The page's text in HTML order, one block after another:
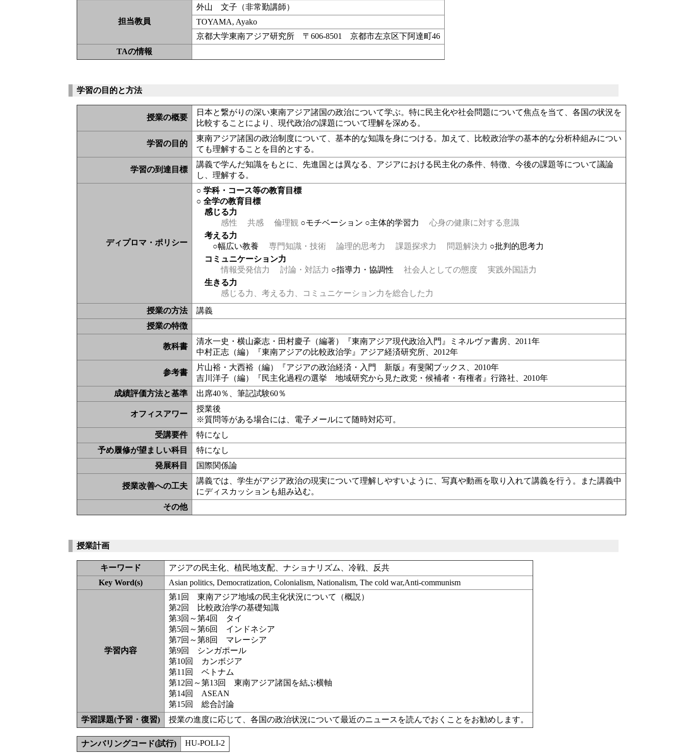
担当教員
外山 文子（非常勤講師）
TOYAMA, Ayako
京都大学東南アジア研究所 〒606‐8501 京都市左京区下阿達町46
TAの情報
学習の目的と方法
授業の概要
日本と繋がりの深い東南アジア諸国の政治について学ぶ。特に民主化や社会問題について焦点を当て、各国の状況を
比較することにより、現代政治の課題について理解を深める。
学習の目的
東南アジア諸国の政治制度について、基本的な知識を身につける。加えて、比較政治学の基本的な分析枠組みについ
ても理解することを目的とする。
学習の到達目標
講義で学んだ知識をもとに、先進国とは異なる、アジアにおける民主化の条件、特徴、今後の課題等について議論
し、理解する。
ディプロマ・ポリシー
○ 学科・コース等の教育目標
○ 全学の教育目標
感じる力
感性
共感 倫理観 ○モチベーション ○主体的学習力
心身の健康に対する意識
考える力
○幅広い教養
専門知識・技術 論理的思考力 課題探求力 問題解決力 ○批判的思考力
コミュニケーション力
情報受発信力
討論・対話力 ○指導力・協調性 社会人としての態度
実践外国語力
生きる力
感じる力、考える力、コミュニケーション力を総合した力
授業の方法
講義
授業の特徴
教科書
清水一史・横山豪志・田村慶子（編著）『東南アジア現代政治入門』ミネルヴァ書房、2011年
中村正志（編）『東南アジアの比較政治学』アジア経済研究所、2012年
参考書
片山裕・大西裕（編）『アジアの政治経済・入門 新版』有斐閣ブックス、2010年
吉川洋子（編）『民主化過程の選挙 地域研究から見た政党・候補者・有権者』行路社、2010年
成績評価方法と基準
出席40％、筆記試験60％
オフィスアワー
授業後
※質問等がある場合には、電子メールにて随時対応可。
受講要件
特になし
予め履修が望ましい科目
特になし
発展科目
国際関係論
授業改善への工夫
講義では、学生がアジア政治の現実について理解しやすいように、写真や動画を取り入れて講義を行う。また講義中
にディスカッションも組み込む。
その他
授業計画
キーワード
アジアの民主化、植民地支配、ナショナリズム、冷戦、反共
Key Word(s)
Asian politics, Democratization, Colonialism, Nationalism, The cold war,Anti-communism
学習内容
第1回 東南アジア地域の民主化状況について（概説）
第2回 比較政治学の基礎知識
第3回～第4回 タイ
第5回～第6回 インドネシア
第7回～第8回 マレーシア
第9回 シンガポール
第10回 カンボジア
第11回 ベトナム
第12回～第13回 東南アジア諸国を結ぶ横軸
第14回 ASEAN
第15回 総合討論
学習課題(予習・復習)
授業の進度に応じて、各国の政治状況について最近のニュースを読んでおくことをお勧めします。
ナンバリングコード(試行) HU-POLI-2